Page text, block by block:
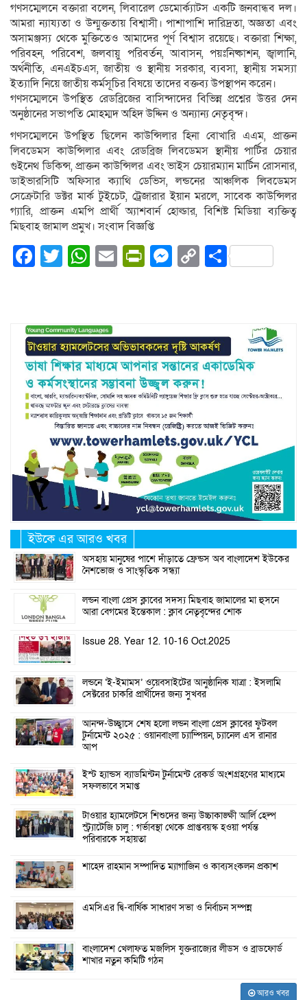
গণসম্মেলনে বক্তারা বলেন, লিবারেল ডেমোর্ক্যাটস একটি জনবান্ধব দল।
আমরা ন্যায্যতা ও উন্মুক্ততায় বিশ্বাসী। পাশাপাশি দারিদ্রতা, অজ্ঞতা এবং
অসামঞ্জস্য থেকে মুক্তিতেও আমাদের পূর্ণ বিশ্বাস রয়েছে। বক্তারা শিক্ষা,
পরিবহন, পরিবেশ, জলবায়ু পরিবর্তন, আবাসন, পয়ঃনিষ্কাশন, জ্বালানি,
অর্থনীতি, এনএইচএস, জাতীয় ও স্থানীয় সরকার, ব্যবসা, স্থানীয় সমস্যা
ইত্যাদি নিয়ে জাতীয় কর্মসূচির বিষয়ে তাদের বক্তব্য উপস্থাপন করেন।
গণসম্মেলনে উপস্থিত রেডব্রিজের বাসিন্দাদের বিভিন্ন প্রশ্নের উত্তর দেন
অনুষ্ঠানের সভাপতি মোহম্মদ অহিদ উদ্দিন ও অন্যান্য নেতৃবৃন্দ।
গণসম্মেলনে উপস্থিত ছিলেন কাউন্সিলার হিনা বোখারি এএম, প্রাক্তন
লিবডেমস কাউন্সিলার এবং রেডব্রিজ লিবডেমস স্থানীয় পার্টির চেয়ার
গুইনেথ ডিকিন্স, প্রাক্তন কাউন্সিলর এবং ভাইস চেয়ারম্যান মার্টিন রোসনার,
ডাইভারসিটি অফিসার ক্যাথি ডেভিস, লন্ডনের আঞ্চলিক লিবডেমস
সেক্রেটারি ডক্টর মার্ক টুইচেট, ট্রেজারার ইয়ান মরলে, সাবেক কাউন্সিলর
গ্যারি, প্রাক্তন এমপি প্রার্থী অ্যাশবার্ন হোল্ডার, বিশিষ্ট মিডিয়া ব্যক্তিত্ব
মিছবাহ জামাল প্রমুখ। সংবাদ বিজ্ঞপ্তি
Facebook
Twitter
WhatsApp
EmailPrintFriendly
Messenger
CopyShare
ইউকে এর আরও খবর
অসহায় মানুষের পাশে দাঁড়াতে ফ্রেন্ডস অব বাংলাদেশ ইউকের
নৈশভোজ ও সাংস্কৃতিক সন্ধ্যা
লন্ডন বাংলা প্রেস ক্লাবের সদস্য মিছবাহ জামালের মা হুসনে
আরা বেগমের ইন্তেকাল : ক্লাব নেতৃবৃন্দের শোক
Issue 28. Year 12. 10-16 Oct.2025
লন্ডনে ‘ই-ইমামস’ ওয়েবসাইটের আনুষ্ঠানিক যাত্রা : ইসলামি
সেক্টরের চাকরি প্রার্থীদের জন্য সুখবর
আনন্দ-উচ্ছ্বাসে শেষ হলো লন্ডন বাংলা প্রেস ক্লাবের ফুটবল
টুর্নামেন্ট ২০২৫ : ওয়ানবাংলা চ্যাম্পিয়ন, চ্যানেল এস রানার
আপ
ইস্ট হ্যান্ডস ব্যাডমিন্টন টুর্নামেন্ট রেকর্ড অংশগ্রহণের মাধ্যমে
সফলভাবে সমাপ্ত
টাওয়ার হ্যামলেটসে শিশুদের জন্য উচ্চাকাঙ্ক্ষী আর্লি হেল্প
স্ট্র্যাটেজি চালু : গর্ভাবস্থা থেকে প্রাপ্তবয়স্ক হওয়া পর্যন্ত
পরিবারকে সহায়তা
শাহেদ রাহমান সম্পাদিত ম্যাগাজিন ও কাব্যসংকলন প্রকাশ
এমসিএর দ্বি-বার্ষিক সাধারণ সভা ও নির্বাচন সম্পন্ন
বাংলাদেশ খেলাফত মজলিস যুক্তরাজ্যের লীডস ও ব্রাডফোর্ড
শাখার নতুন কমিটি গঠন
আরও খবর